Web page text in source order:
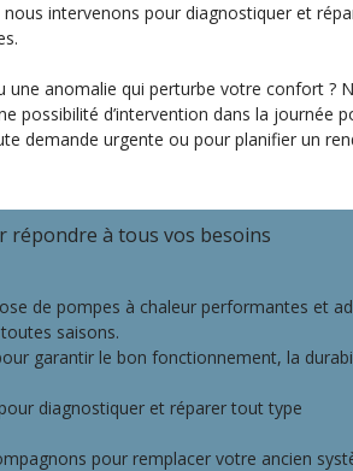
intervenons pour diagnostiquer et
anomalie qui perturbe votre confort ?
possibilité d’intervention dans la journée
demande urgente ou pour planifier un
répondre à tous vos besoins
de pompes à chaleur performantes et
saisons.
garantir le bon fonctionnement, la
diagnostiquer et réparer tout type
pour remplacer votre ancien